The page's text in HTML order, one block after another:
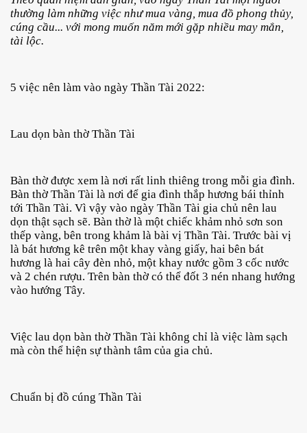
thường làm những việc như mua vàng, mua đồ phong thủy,
cúng cầu... với mong muốn năm mới gặp nhiều may mắn,
tài lộc.
5 việc nên làm vào ngày Thần Tài 2022:
Lau dọn bàn thờ Thần Tài
Bàn thờ được xem là nơi rất linh thiêng trong mỗi gia đình.
Bàn thờ Thần Tài là nơi để gia đình thắp hương bái thỉnh
tới Thần Tài. Vì vậy vào ngày Thần Tài gia chủ nên lau
dọn thật sạch sẽ. Bàn thờ là một chiếc khảm nhỏ sơn son
thếp vàng, bên trong khảm là bài vị Thần Tài. Trước bài vị
là bát hương kê trên một khay vàng giấy, hai bên bát
hương là hai cây đèn nhỏ, một khay nước gồm 3 cốc nước
và 2 chén rượu. Trên bàn thờ có thể đốt 3 nén nhang hướng
vào hướng Tây.
Việc lau dọn bàn thờ Thần Tài không chỉ là việc làm sạch
mà còn thể hiện sự thành tâm của gia chủ.
Chuẩn bị đồ cúng Thần Tài